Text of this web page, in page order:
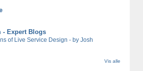
- Expert Blogs
of Live Service Design - by Josh
Vis alle